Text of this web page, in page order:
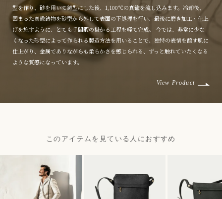
型を作り、砂を用いて鋳型にした後、1,100℃の真鍮を流し込みます。冷却後、
固まった真鍮鋳物を砂型から外して表面の下処理を行い、最後に磨き加工・仕上
げを施すように、とても手間暇の掛かる工程を経て完成。 今では、非常に少な
くなった砂型によって作られる製造方法を用いることで、独特の表情を醸す肌に
仕上がり、金属でありながらも柔らかさを感じられる、ずっと触れていたくなる
ような質感になっています。
View Product
このアイテムを見ている人におすすめ